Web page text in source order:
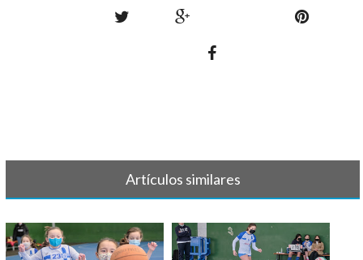
Artículos similares